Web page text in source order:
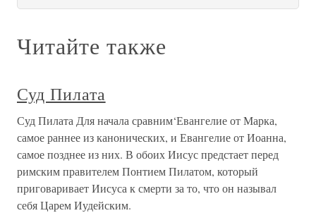
Читайте также
Суд Пилата
Суд Пилата Для начала сравним‘Евангелие от Марка,
самое раннее из канонических, и Евангелие от Иоанна,
самое позднее из них. В обоих Иисус предстает перед
римским правителем Понтием Пилатом, который
приговаривает Иисуса к смерти за то, что он называл
себя Царем Иудейским.